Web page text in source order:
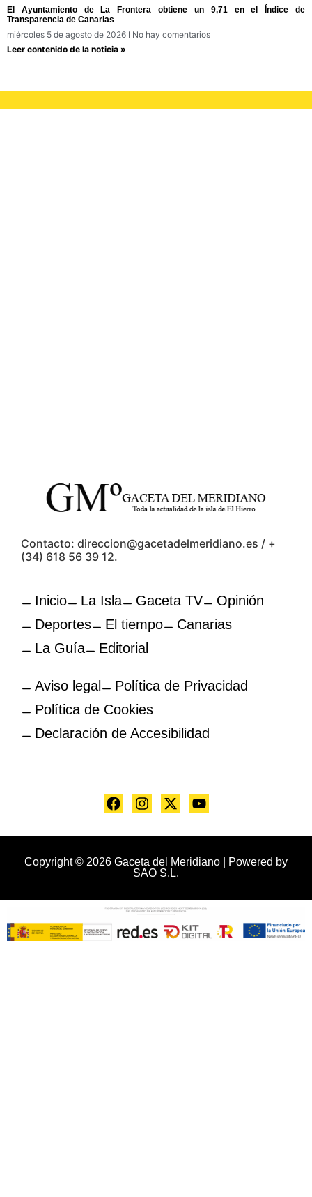
El Ayuntamiento de La Frontera obtiene un 9,71 en el Índice de
Transparencia de Canarias
miércoles 5 de agosto de 2026
No hay comentarios
Leer contenido de la noticia »
Contacto: direccion@gacetadelmeridiano.es / +
(34) 618 56 39 12.
Inicio La Isla Gaceta TV
Opinión
Deportes
El tiempo
Canarias
La Guía
Editorial
Aviso legal
Política de Privacidad
Política de Cookies
Declaración de Accesibilidad
Copyright © 2026 Gaceta del Meridiano | Powered by
SAO S.L.